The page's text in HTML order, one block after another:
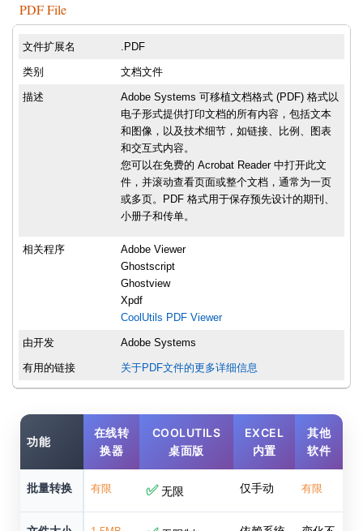
PDF File
文件扩展名 .PDF
类别 文档文件
描述
Adobe Systems 可移植文档格式 (PDF) 格式以
电子形式提供打印文档的所有内容，包括文本
和图像，以及技术细节，如链接、比例、图表
和交互式内容。
您可以在免费的 Acrobat Reader 中打开此文
件，并滚动查看页面或整个文档，通常为一页
或多页。PDF 格式用于保存预先设计的期刊、
小册子和传单。
相关程序
Adobe Viewer
Ghostscript
Ghostview
Xpdf
CoolUtils PDF Viewer
由开发 Adobe Systems
有用的链接 关于PDF文件的更多详细信息
功能
在线转
换器
COOLUTILS
桌面版
EXCEL
内置
其他
软件
批量转换 有限 ✅无限 仅手动 有限